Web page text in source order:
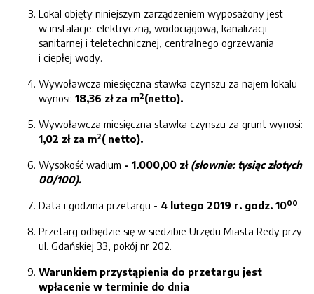
Lokal objęty niniejszym zarządzeniem wyposażony jest
w instalacje: elektryczną, wodociągową, kanalizacji
sanitarnej i teletechnicznej, centralnego ogrzewania
i ciepłej wody.
Wywoławcza miesięczna stawka czynszu za najem lokalu
wynosi: 18,36 zł za m2(netto).
Wywoławcza miesięczna stawka czynszu za grunt wynosi:
1,02 zł za m2( netto).
Wysokość wadium - 1.000,00 zł (słownie: tysiąc złotych
00/100).
Data i godzina przetargu - 4 lutego 2019 r. godz. 1000.
Przetarg odbędzie się w siedzibie Urzędu Miasta Redy przy
ul. Gdańskiej 33, pokój nr 202.
Warunkiem przystąpienia do przetargu jest
wpłacenie w terminie do dnia